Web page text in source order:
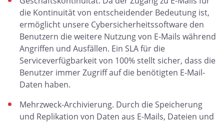
die Kontinuität von entscheidender Bedeutung ist,
ermöglicht unsere Cybersicherheitssoftware den
Benutzern die weitere Nutzung von E-Mails während
Angriffen und Ausfällen. Ein SLA für die
Serviceverfügbarkeit von 100% stellt sicher, dass die
Benutzer immer Zugriff auf die benötigten E-Mail-
Daten haben.
Mehrzweck-Archivierung. Durch die Speicherung
und Replikation von Daten aus E-Mails, Dateien und